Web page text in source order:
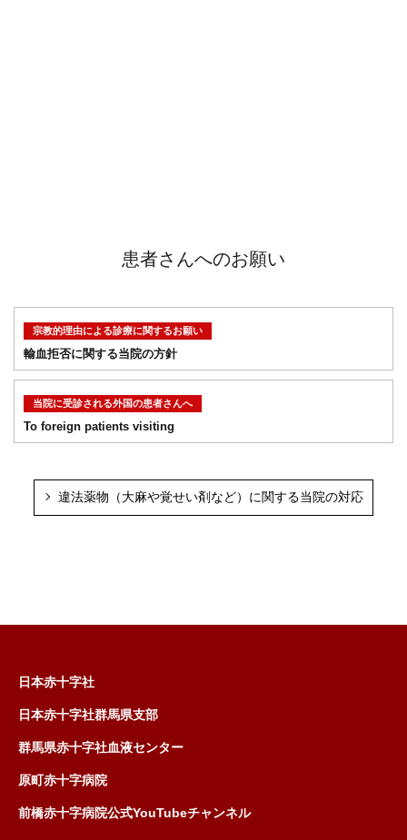
患者さんへのお願い
宗教的理由による診療に関するお願い
輸血拒否に関する当院の方針
当院に受診される外国の患者さんへ
To foreign patients visiting
違法薬物（大麻や覚せい剤など）に関する当院の対応
日本赤十字社
日本赤十字社群馬県支部
群馬県赤十字社血液センター
原町赤十字病院
前橋赤十字病院公式YouTubeチャンネル